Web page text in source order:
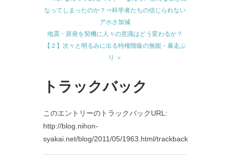
なってしまったのか？⇒科学者たちの信じられない
アホさ加減
地震・原発を契機に人々の意識はどう変わるか？
【２】次々と明るみに出る特権階級の無能・暴走ぶ
り ＞
トラックバック
このエントリーのトラックバックURL:
http://blog.nihon-
syakai.net/blog/2011/05/1963.html/trackback